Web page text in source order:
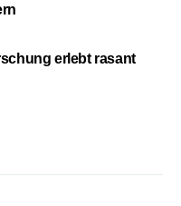
erlebt rasant